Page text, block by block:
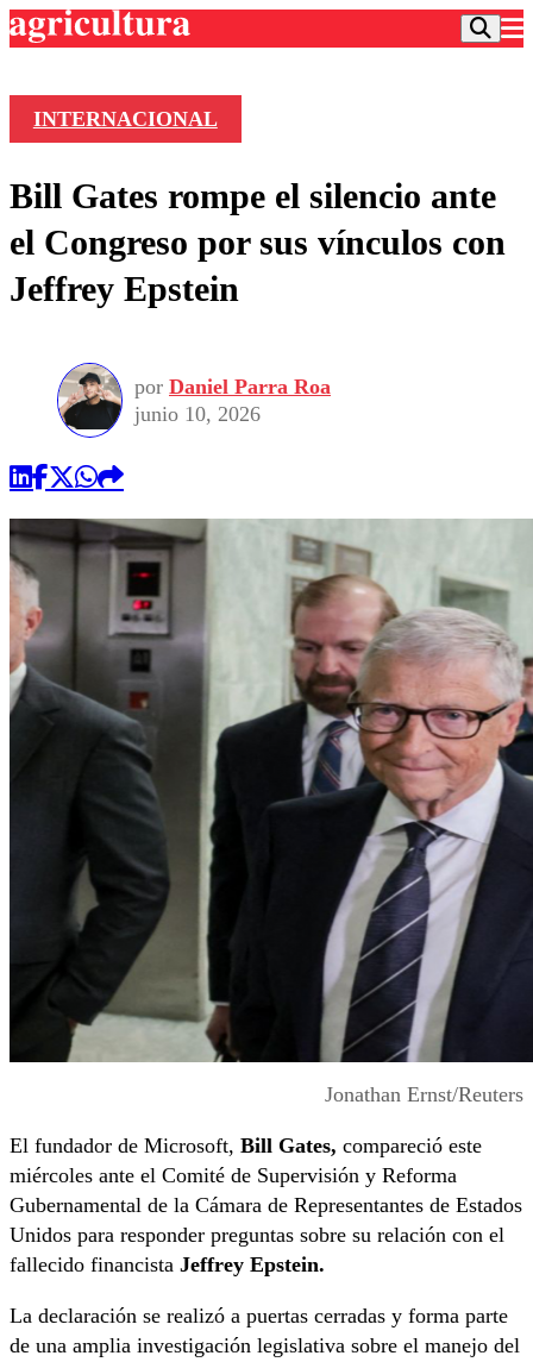
Frecuencias
Deportes
Colo Colo
Seleccion Chilena
Torneo Internacional
Universidad de Chile
Entretención
Economía
Internacional
Sustentabilidad
Publicaciones en medios
Opinión
INTERNACIONAL
Bill Gates rompe el silencio ante
el Congreso por sus vínculos con
Jeffrey Epstein
por Daniel Parra Roa
junio 10, 2026
Jonathan Ernst/Reuters
El fundador de Microsoft, Bill Gates, compareció este
miércoles ante el Comité de Supervisión y Reforma
Gubernamental de la Cámara de Representantes de Estados
Unidos para responder preguntas sobre su relación con el
fallecido financista Jeffrey Epstein.
La declaración se realizó a puertas cerradas y forma parte
de una amplia investigación legislativa sobre el manejo del